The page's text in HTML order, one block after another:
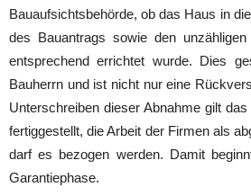
Bauaufsichtsbehörde, ob das Haus in
des Bauantrags sowie den
entsprechend errichtet wurde. Dies
Bauherrn und ist nicht nur eine
Unterschreiben dieser Abnahme gilt
fertiggestellt, die Arbeit der Firmen als
darf es bezogen werden. Damit
Garantiephase.